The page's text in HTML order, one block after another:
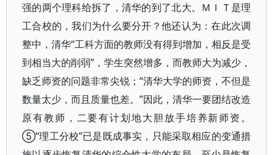
强的两个理科给拆了，清华的到了北大。ＭＩＴ是理
工合校的，我们为什么要分开？他还认为：在此次调
整中，清华“工科方面的教师没有得到增加，相反是受
到相当大的削弱”，学生突然增多，而教师大为减少，
缺乏师资的问题非常尖锐；“清华大学的师资，不但是
数量太少，而且质量也差。”因此，清华一要团结改造
原有教师，二要有计划地大胆放手培养新师资。
⑤“理工分校”已是既成事实，只能采取相应的变通措